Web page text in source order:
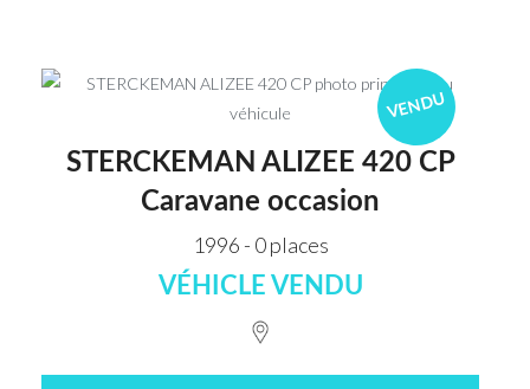
VENDU
STERCKEMAN ALIZEE 420 CP
Caravane occasion
1996 - 0 places
VÉHICLE VENDU